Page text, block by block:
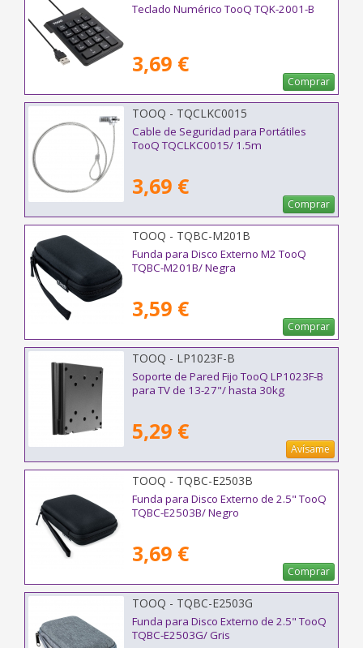
Teclado Numérico TooQ TQK-2001-B
3,69 €
Comprar
TOOQ - TQCLKC0015
Cable de Seguridad para Portátiles
TooQ TQCLKC0015/ 1.5m
3,69 €
Comprar
TOOQ - TQBC-M201B
Funda para Disco Externo M2 TooQ
TQBC-M201B/ Negra
3,59 €
Comprar
TOOQ - LP1023F-B
Soporte de Pared Fijo TooQ LP1023F-B
para TV de 13-27"/ hasta 30kg
5,29 €
Avísame
TOOQ - TQBC-E2503B
Funda para Disco Externo de 2.5" TooQ
TQBC-E2503B/ Negro
3,69 €
Comprar
TOOQ - TQBC-E2503G
Funda para Disco Externo de 2.5" TooQ
TQBC-E2503G/ Gris